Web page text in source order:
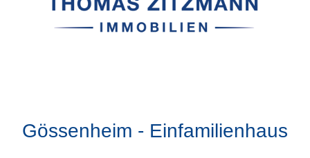
Gössenheim - Einfamilienhaus